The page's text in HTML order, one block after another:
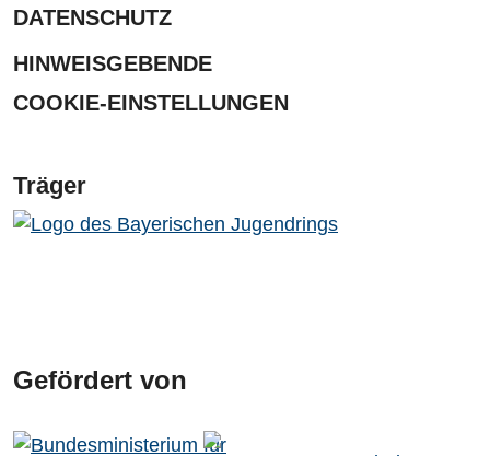
DATENSCHUTZ
HINWEISGEBENDE
COOKIE-EINSTELLUNGEN
Träger
Gefördert von